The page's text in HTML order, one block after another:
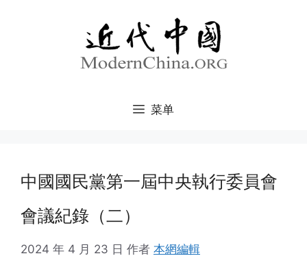
菜单
中國國民黨第一屆中央執行委員會
會議紀錄（二）
2024 年 4 月 23 日 作者 本網編輯